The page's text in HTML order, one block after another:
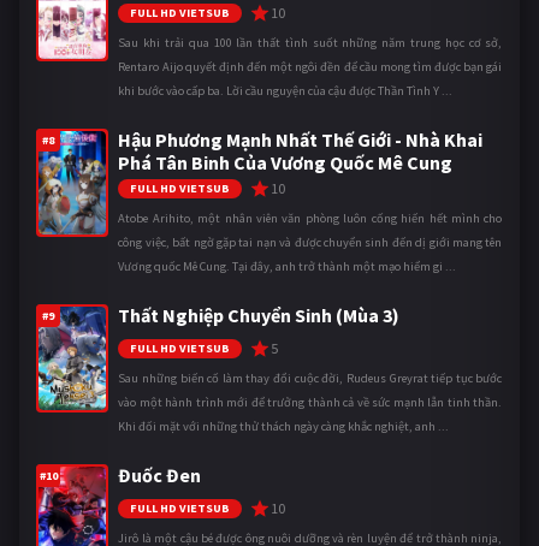
FULL HD VIETSUB 10
Sau khi trải qua 100 lần thất tình suốt những năm trung học cơ sở,
Rentaro Aijo quyết định đến một ngôi đền để cầu mong tìm được bạn gái
khi bước vào cấp ba. Lời cầu nguyện của cậu được Thần Tình Y ...
#8
Hậu Phương Mạnh Nhất Thế Giới - Nhà Khai
Phá Tân Binh Của Vương Quốc Mê Cung
FULL HD VIETSUB 10
Atobe Arihito, một nhân viên văn phòng luôn cống hiến hết mình cho
công việc, bất ngờ gặp tai nạn và được chuyển sinh đến dị giới mang tên
Vương quốc Mê Cung. Tại đây, anh trở thành một mạo hiểm gi ...
#9 Thất Nghiệp Chuyển Sinh (Mùa 3)
FULL HD VIETSUB 5
Sau những biến cố làm thay đổi cuộc đời, Rudeus Greyrat tiếp tục bước
vào một hành trình mới để trưởng thành cả về sức mạnh lẫn tinh thần.
Khi đối mặt với những thử thách ngày càng khắc nghiệt, anh ...
#10 Đuốc Đen
FULL HD VIETSUB 10
Jirô là một cậu bé được ông nuôi dưỡng và rèn luyện để trở thành ninja,